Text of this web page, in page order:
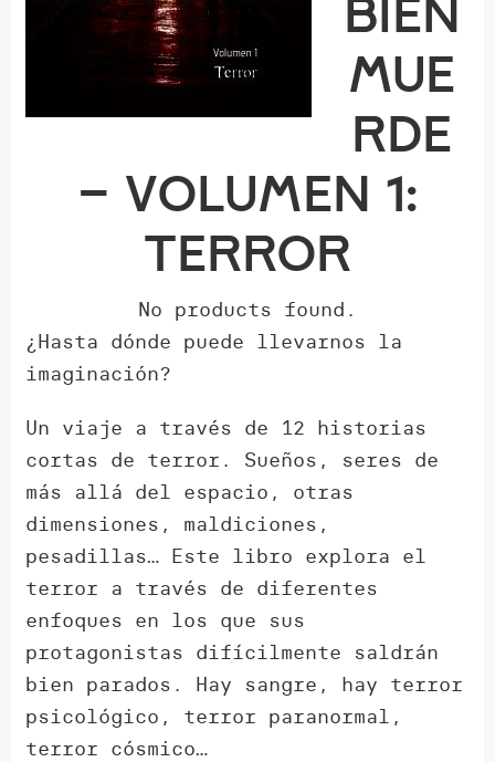
bién
mue
rde
– Volumen 1:
Terror
No products found.
¿Hasta dónde puede llevarnos la
imaginación?
Un viaje a través de 12 historias
cortas de terror. Sueños, seres de
más allá del espacio, otras
dimensiones, maldiciones,
pesadillas… Este libro explora el
terror a través de diferentes
enfoques en los que sus
protagonistas difícilmente saldrán
bien parados. Hay sangre, hay terror
psicológico, terror paranormal,
terror cósmico…